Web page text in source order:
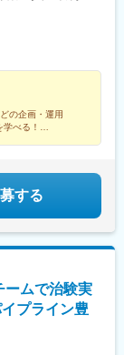
、年末年始休暇あ
、基本的な医療
だきます。
に訪問しなが
トできます。
す。契約更新は、
り）ケースや、
ト職を続けるキャ
宮＜医療法人社
立、川崎、豊橋＜
森駅、東宿郷
目駅、秋葉原
、内幸町駅、向
有楽町駅、新宿
、上野御徒町駅、
地駅、反町駅、都
立川北駅、駅前
の企画・運用
べる！
する
ムで治験実
プライン豊